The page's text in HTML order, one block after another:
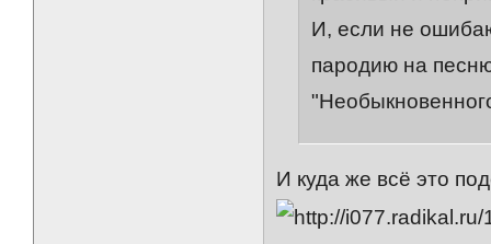
И, если не
пародию на
И куда же всё это